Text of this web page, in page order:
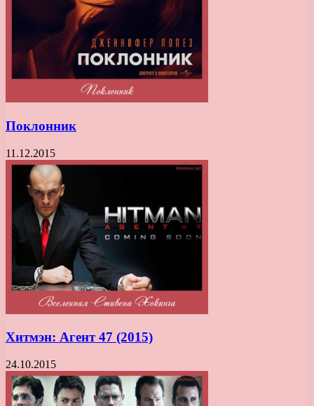
Поклонник
11.12.2015
Хитмэн: Агент 47 (2015)
24.10.2015